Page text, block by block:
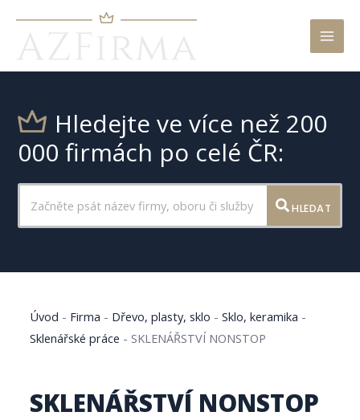
Hledejte ve více než 200
000 firmách po celé ČR:
HLEDAT
Úvod - Firma - Dřevo, plasty, sklo -Sklo, keramika -
Sklenářské práce - SKLENÁŘSTVÍ NONSTOP
SKLENÁŘSTVÍ NONSTOP